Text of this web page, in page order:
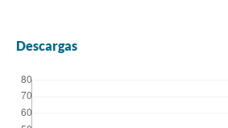
Descargas